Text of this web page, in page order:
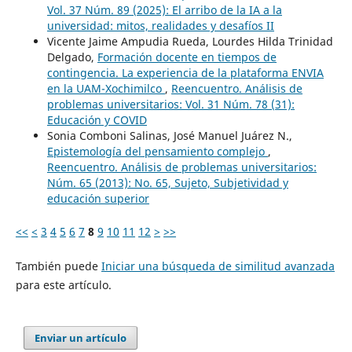
Vol. 37 Núm. 89 (2025): El arribo de la IA a la
universidad: mitos, realidades y desafíos II
Vicente Jaime Ampudia Rueda, Lourdes Hilda Trinidad
Delgado, Formación docente en tiempos de
contingencia. La experiencia de la plataforma ENVIA
en la UAM-Xochimilco , Reencuentro. Análisis de
problemas universitarios: Vol. 31 Núm. 78 (31):
Educación y COVID
Sonia Comboni Salinas, José Manuel Juárez N.,
Epistemología del pensamiento complejo ,
Reencuentro. Análisis de problemas universitarios:
Núm. 65 (2013): No. 65, Sujeto, Subjetividad y
educación superior
<< < 3 4 5 6 7 8 9 10 11 12 > >>
También puede Iniciar una búsqueda de similitud avanzada
para este artículo.
Enviar un artículo